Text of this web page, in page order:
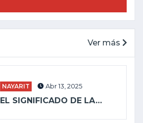
Ver más
NAYARIT Abr 13, 2025
EL SIGNIFICADO DE LA…